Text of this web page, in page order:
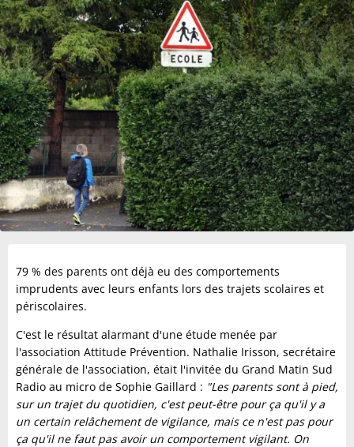
79 % des parents ont déjà eu des comportements
imprudents avec leurs enfants lors des trajets scolaires et
périscolaires.
C'est le résultat alarmant d'une étude menée par
l'association Attitude Prévention. Nathalie Irisson, secrétaire
générale de l'association, était l'invitée du Grand Matin Sud
Radio au micro de Sophie Gaillard : "Les parents sont à pied,
sur un trajet du quotidien, c'est peut-être pour ça qu'il y a
un certain relâchement de vigilance, mais ce n'est pas pour
ça qu'il ne faut pas avoir un comportement vigilant. On